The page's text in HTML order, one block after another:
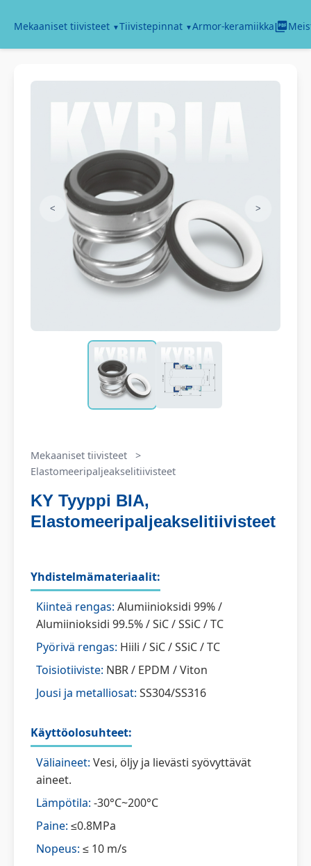
Mekaaniset tiivisteet Tiivistepinnat Armor-keramiikka
< >
Mekaaniset tiivisteet
>
Elastomeeripaljeakselitiivisteet
KY Tyyppi BIA,
Elastomeeripaljeakselitiivisteet
Yhdistelmämateriaalit:
Kiinteä rengas: Alumiinioksidi 99% /
Alumiinioksidi 99.5% / SiC / SSiC / TC
Pyörivä rengas: Hiili / SiC / SSiC / TC
Toisiotiiviste: NBR / EPDM / Viton
Jousi ja metalliosat: SS304/SS316
Käyttöolosuhteet:
Väliaineet: Vesi, öljy ja lievästi syövyttävät
aineet.
Lämpötila: -30°C~200°C
Paine: ≤0.8MPa
Nopeus: ≤ 10 m/s